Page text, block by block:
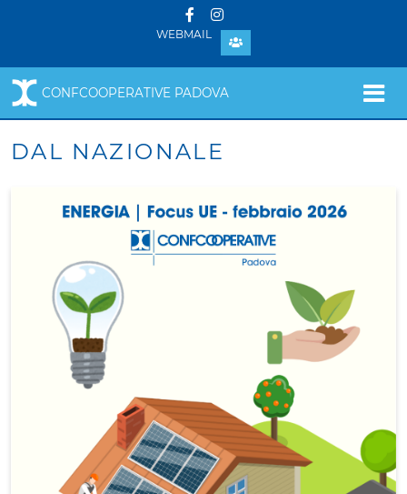
WEBMAIL
CONFCOOPERATIVE PADOVA
DAL NAZIONALE